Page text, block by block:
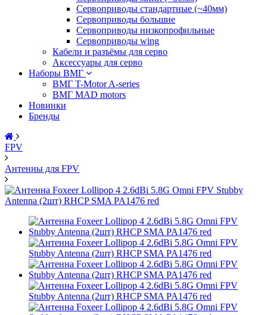
Сервоприводы стандартные (~40мм)
Сервоприводы большие
Сервоприводы низкопрофильные
Сервоприводы wing
Кабели и разъёмы для серво
Аксессуары для серво
Наборы ВМГ
ВМГ T-Motor A-series
ВМГ MAD motors
Новинки
Бренды
FPV
Антенны для FPV